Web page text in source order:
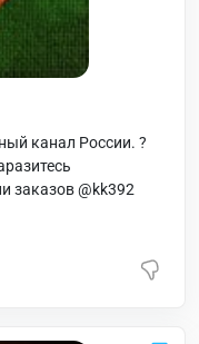
канал России. ?
заказов @kk392